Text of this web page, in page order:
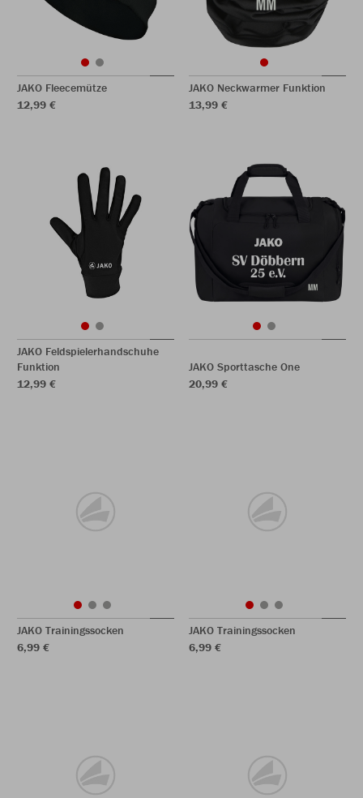
JAKO Fleecemütze
12,99 €
JAKO Neckwarmer Funktion
13,99 €
JAKO Feldspielerhandschuhe
Funktion
12,99 €
JAKO Sporttasche One
20,99 €
JAKO Trainingssocken
6,99 €
JAKO Trainingssocken
6,99 €